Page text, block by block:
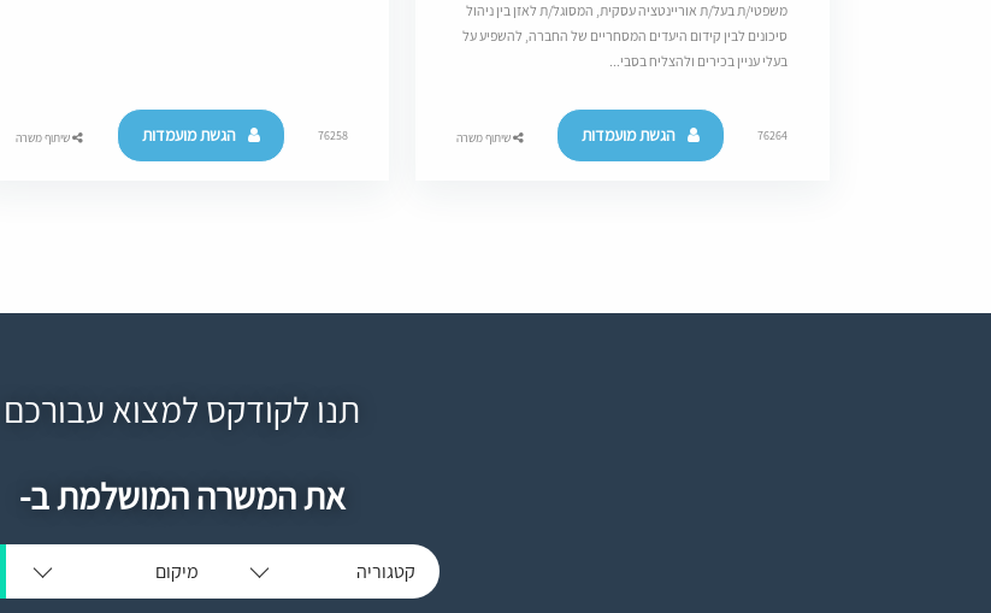
משפטי/ת בעל/ת אוריינטציה עסקית, המסוגל/ת לאזן בין ניהול
סיכונים לבין קידום היעדים המסחריים של החברה, להשפיע על
בעלי עניין בכירים ולהצליח בסבי...
76264 הגשת מועמדות שיתוף משרה 76258 הגשת מועמדות שיתוף משרה
תנו לקודקס למצוא עבורכם
את המשרה המושלמת ב-
קטגוריה מיקום